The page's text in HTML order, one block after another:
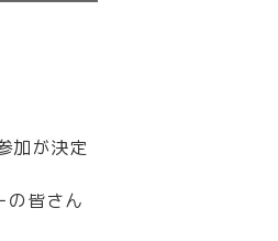
加が決定
の皆さん